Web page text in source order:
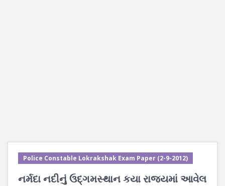
Police Constable Lokrakshak Exam Paper (2-9-2012)
નર્મદા નદીનું ઉદ્ગમસ્થાન કયા રાજ્યમાં આવેલ